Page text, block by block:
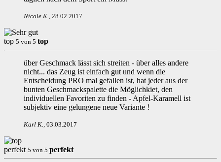
Nicole K 28.02.2017
top 5 von 5 top
über Geschmack lässt sich streiten - über alles andere
nicht... das Zeug ist einfach gut und wenn die
Entscheidung PRO mal gefallen ist, hat jeder aus der
bunten Geschmackspalette die Möglichkiet, den
individuellen Favoriten zu finden - Apfel-Karamell ist
subjektiv eine gelungene neue Variante !
Karl K 03.03.2017
perfekt 5 von 5 perfekt